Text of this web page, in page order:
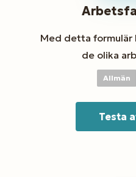
Med detta formulär
de olika
Allmän
Testa